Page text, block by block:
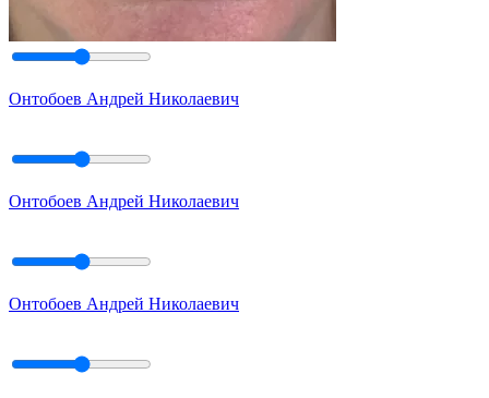
Онтобоев Андрей Николаевич
Онтобоев Андрей Николаевич
Онтобоев Андрей Николаевич